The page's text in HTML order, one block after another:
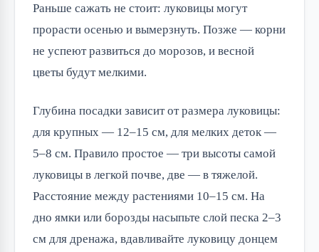
Раньше сажать не стоит: луковицы могут
прорасти осенью и вымерзнуть. Позже — корни
не успеют развиться до морозов, и весной
цветы будут мелкими.
Глубина посадки зависит от размера луковицы:
для крупных — 12–15 см, для мелких деток —
5–8 см. Правило простое — три высоты самой
луковицы в легкой почве, две — в тяжелой.
Расстояние между растениями 10–15 см. На
дно ямки или борозды насыпьте слой песка 2–3
см для дренажа, вдавливайте луковицу донцем